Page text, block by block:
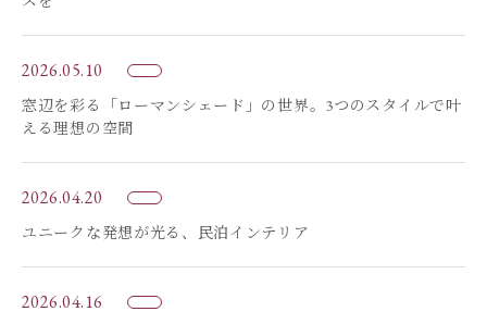
2026.05.10
窓辺を彩る「ローマンシェード」の世界。3つのスタイルで叶
える理想の空間
2026.04.20
ユニークな発想が光る、民泊インテリア
2026.04.16